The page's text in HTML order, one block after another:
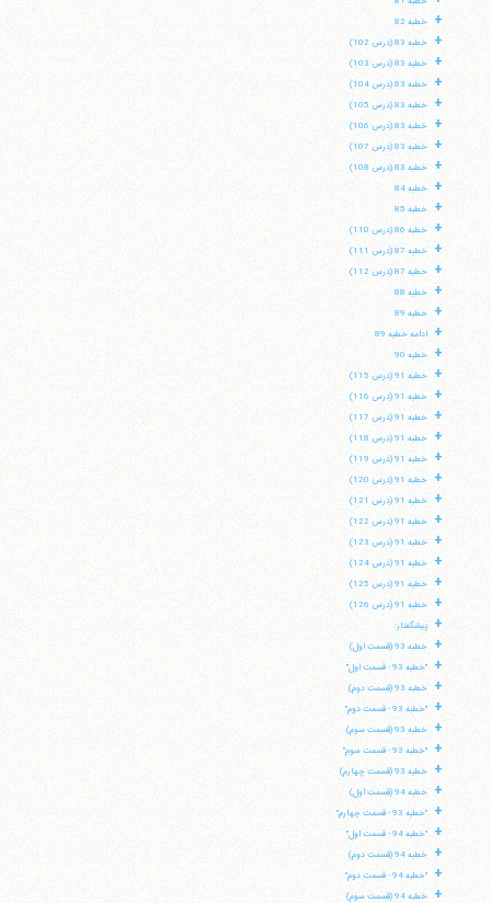
+ خطبه 82
+ خطبه 83 (درس 102)
+ خطبه 83 (درس 103)
+ خطبه 83 (درس 104)
+ خطبه 83 (درس 105)
+ خطبه 83 (درس 106)
+ خطبه 83 (درس 107)
+ خطبه 83 (درس 108)
+ خطبه 84
+ خطبه 85
+ خطبه 86 (درس 110)
+ خطبه 87 (درس 111)
+ خطبه 87 (درس 112)
+ خطبه 88
+ خطبه 89
+ ادامه خطبه 89
+ خطبه 90
+ خطبه 91 (درس 115)
+ خطبه 91 (درس 116)
+ خطبه 91 (درس 117)
+ خطبه 91 (درس 118)
+ خطبه 91 (درس 119)
+ خطبه 91 (درس 120)
+ خطبه 91 (درس 121)
+ خطبه 91 (درس 122)
+ خطبه 91 (درس 123)
+ خطبه 91 (درس 124)
+ خطبه 91 (درس 125)
+ خطبه 91 (درس 126)
+ پیشگفتار:
+ خطبه 93 (قسمت اول)
+ "خطبه 93 - قسمت اول"
+ خطبه 93 (قسمت دوم)
+ "خطبه 93 - قسمت دوم"
+ خطبه 93 (قسمت سوم)
+ "خطبه 93 - قسمت سوم"
+ خطبه 93 (قسمت چهارم)
+ خطبه 94 (قسمت اول)
+ "خطبه 93 - قسمت چهارم"
+ "خطبه 94 - قسمت اول"
+ خطبه 94 (قسمت دوم)
+ "خطبه 94 - قسمت دوم"
+ خطبه 94 (قسمت سوم)